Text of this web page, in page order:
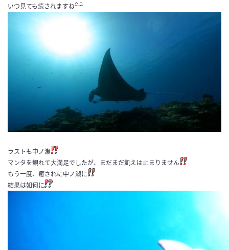
いつ見ても癒されますね
ラストも中ノ瀬
マンタを観れて大満足でしたが、まだまだ飢えは止まりません
もう一度、癒されに中ノ瀬に
結果は如何に